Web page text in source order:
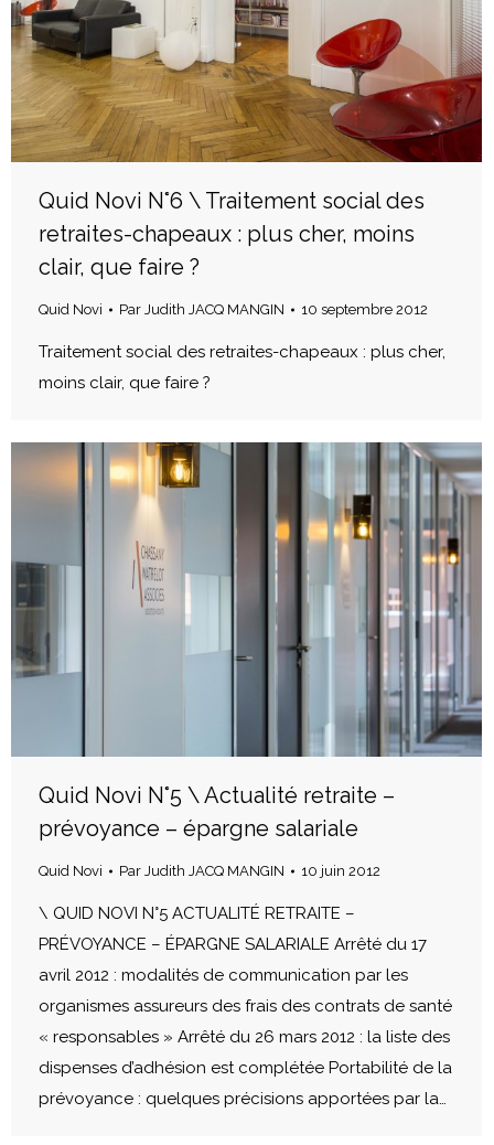
Quid Novi N°6 \ Traitement social des
retraites-chapeaux : plus cher, moins
clair, que faire ?
Quid Novi Par Judith JACQ MANGIN 10 septembre 2012
Traitement social des retraites-chapeaux : plus cher,
moins clair, que faire ?
Quid Novi N°5 \ Actualité retraite –
prévoyance – épargne salariale
Quid Novi Par Judith JACQ MANGIN 10 juin 2012
\ QUID NOVI N°5 ACTUALITÉ RETRAITE –
PRÉVOYANCE – ÉPARGNE SALARIALE Arrêté du 17
avril 2012 : modalités de communication par les
organismes assureurs des frais des contrats de santé
« responsables » Arrêté du 26 mars 2012 : la liste des
dispenses d’adhésion est complétée Portabilité de la
prévoyance : quelques précisions apportées par la…